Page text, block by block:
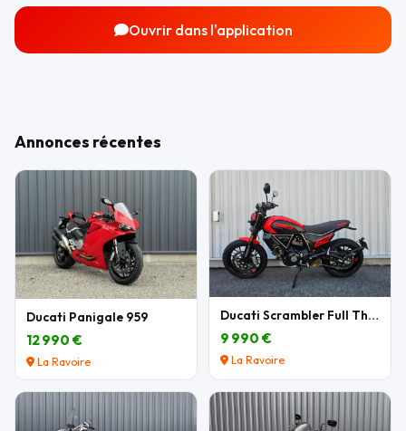
Ouvrir dans l'application
Annonces récentes
Ducati Panigale 959
12 990 €
La Ravoire
Ducati Scrambler Full Throttle 803 cm3
9 990 €
La Ravoire